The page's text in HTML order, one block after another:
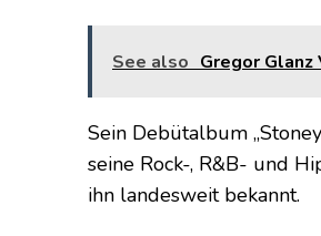
See also Gregor
Sein Debütalbum
seine Rock-, R&B- und
ihn landesweit bekannt.